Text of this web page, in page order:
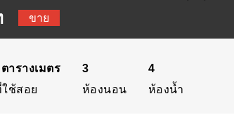
คาซ่า ซิตี้ สุขุมวิท-ส
ท ตำบลปากน้ำ อำเ
ขาย
ตารางเมตร
ช้สอย
3
ห้องนอน
4
ห้องน้ำ